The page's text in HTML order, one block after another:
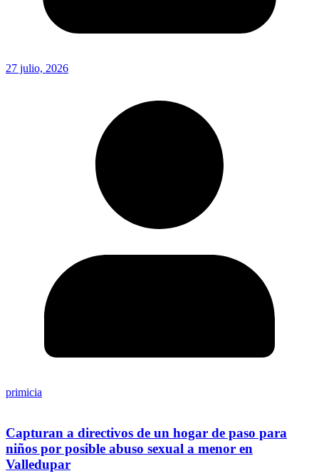
27 julio, 2026
primicia
Capturan a directivos de un hogar de paso para
niños por posible abuso sexual a menor en
Valledupar